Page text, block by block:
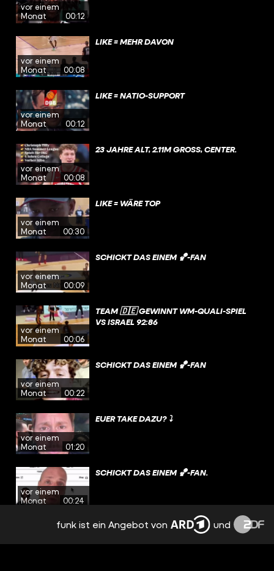
vor einem
Monat
00:12
vor einem
Monat
00:08
LIKE = MEHR DAVON
vor einem
Monat
00:12
LIKE = NATIO-SUPPORT
vor einem
Monat
00:08
23 JAHRE ALT, 2.11M GROSS, CENTER.
vor einem
Monat
00:30
LIKE = WÄRE TOP
vor einem
Monat
00:09
SCHICKT DAS EINEM 🏀-FAN
vor einem
Monat
00:06
TEAM 🇩🇪 GEWINNT WM-QUALI-SPIEL
VS ISRAEL 92:86
vor einem
Monat
00:22
SCHICKT DAS EINEM 🏀-FAN
vor einem
Monat
01:20
EUER TAKE DAZU? ⤵️
vor einem
Monat
00:24
SCHICKT DAS EINEM 🏀-FAN.
vor einem
WAGNER-BROS NICHT MEHR ZUSAMMEN
funk ist ein Angebot von und